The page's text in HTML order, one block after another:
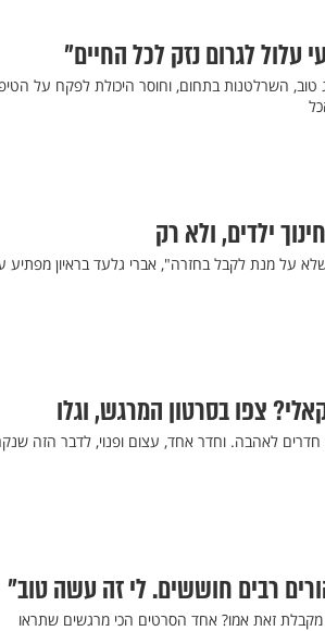
לגרום נזק לכל החיים"
טוב, השרלטנות בתחום, וחוסר היכולת לפקח על
ילדים, ולא רק
על מנת לקבל בחזרה", אברי גלעד בראיון מפתיע
צפו בסרטון המרגש, וגלו
לאהבה. וחדר אחד, עצום ופנוי, לדבר הזה
רבים חוששים. לי זה עשה טוב"
מקבלת זאת אמו? אחד הסרטים הכי מרגשים שתראו